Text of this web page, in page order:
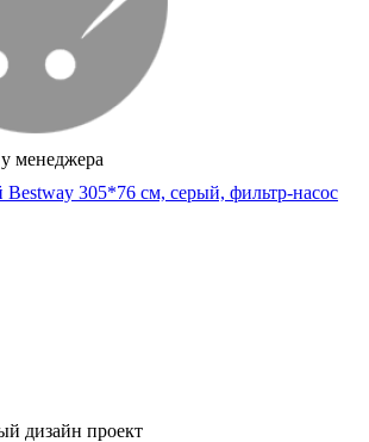
менеджера
Bestway 305*76 cм, серый, фильтр-насос
дизайн проект